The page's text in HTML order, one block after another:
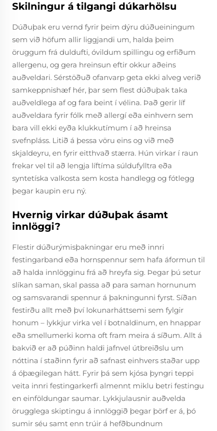
Skilningur á tilgangi dúkarhölsu
Dúðuþak eru vernd fyrir þeim dýru dúðueiningum
sem við höfum allir liggjandi um, halda þeim
öruggum frá duldufti, óvildum spillingu og erfiðum
allergenu, og gera hreinsun eftir okkur aðeins
auðveldari. Sérstöðuð ofanvarp geta ekki alveg verið
samkeppnishæf hér, þar sem flest dúðuþak taka
auðveldlega af og fara beint í vélina. Það gerir líf
auðveldara fyrir fólk með allergí eða einhvern sem
bara vill ekki eyða klukkutímum í að hreinsa
svefnpláss. Litið á þessa vöru eins og við með
skjaldeyru, en fyrir eitthvað stærra. Hún virkar í raun
frekar vel til að lengja líftíma súldufylltra eða
syntetíska valkosta sem kosta handlegg og fótlegg
þegar kaupin eru ný.
Hvernig virkar dúðuþak ásamt
innlöggi?
Flestir dúðurýmisþakningar eru með innri
festingarband eða hornspennur sem hafa áformun til
að halda innlögginu frá að hreyfa sig. Þegar þú setur
slíkan saman, skal passa að para saman hornunum
og samsvarandi spennur á þakningunni fyrst. Síðan
festirðu allt með því lokunarháttsemi sem fylgir
honum – lykkjur virka vel í botnaldinum, en hnappar
eða smellumerki koma oft fram meira á síðum. Allt á
bakvið er að púðinn haldi jafnvel útbreiðslu um
nóttina í staðinn fyrir að safnast einhvers staðar upp
á óþægilegan hátt. Fyrir þá sem kjósa þyngri teppi
veita innri festingarkerfi almennt miklu betri festingu
en einföldungar saumar. Lykkjulausnir auðvelda
örugglega skiptingu á innlöggið þegar þörf er á, þó
sumir séu samt enn trúir á hefðbundnum